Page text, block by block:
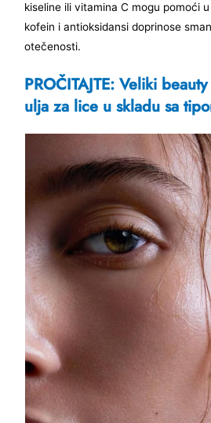
kiseline ili vitamina C mogu pomoći
kofein i antioksidansi doprinose
otečenosti.
PROČITAJTE: Veliki
ulja za lice u skladu sa